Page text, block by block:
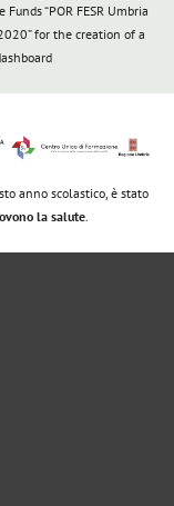
“POR FESR Umbria
for the creation of a
anno scolastico, è stato
la salute.